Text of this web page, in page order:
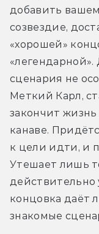
добавить
созвездие,
«хорошей»
сценария не
Меткий Карл,
закончит
канаве.
к цели идти, и
Утешает лишь
действительно
концовка даёт
знакомые